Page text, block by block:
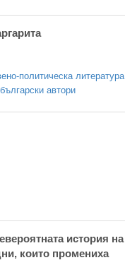
политическа литература
автори
история на
които промениха